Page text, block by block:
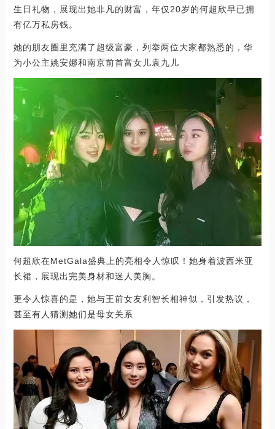
生日礼物，展现出她非凡的财富，年仅20岁的何超欣早已拥
有亿万私房钱。
她的朋友圈里充满了超级富豪，列举两位大家都熟悉的，华
为小公主姚安娜和南京前首富女儿袁九儿
何超欣在MetGala盛典上的亮相令人惊叹！她身着波西米亚
长裙，展现出完美身材和迷人美胸。
更令人惊喜的是，她与王前女友利智长相神似，引发热议，
甚至有人猜测她们是母女关系